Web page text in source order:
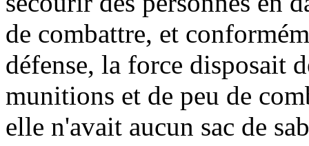
de combattre, et
défense, la force disposait
munitions et de peu de
elle n'avait aucun sac de